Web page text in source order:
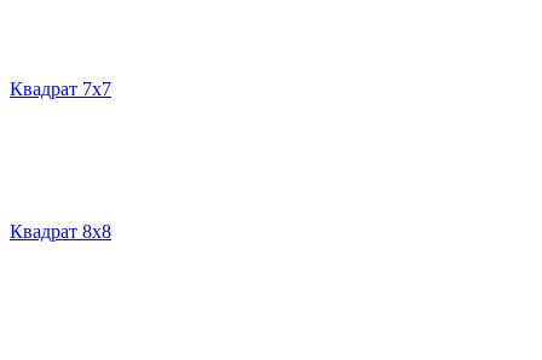
Квадрат 7х7
Квадрат 8х8